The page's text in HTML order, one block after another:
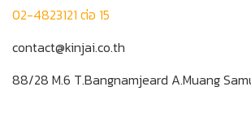
02-4823121 ต่อ 15
contact@kinjai.co.th
88/28 M.6 T.Bangnamjeard A.Muang